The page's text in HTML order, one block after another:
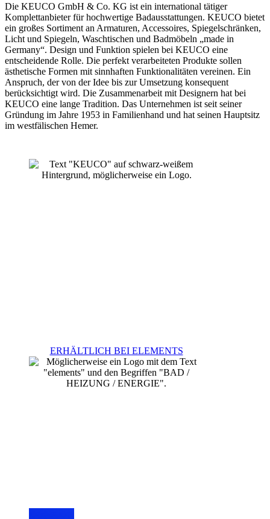
Die KEUCO GmbH & Co. KG ist ein international tätiger
Komplettanbieter für hochwertige Badausstattungen. KEUCO bietet
ein großes Sortiment an Armaturen, Accessoires, Spiegelschränken,
Licht und Spiegeln, Waschtischen und Badmöbeln „made in
Germany“. Design und Funktion spielen bei KEUCO eine
entscheidende Rolle. Die perfekt verarbeiteten Produkte sollen
ästhetische Formen mit sinnhaften Funktionalitäten vereinen. Ein
Anspruch, der von der Idee bis zur Umsetzung konsequent
berücksichtigt wird. Die Zusammenarbeit mit Designern hat bei
KEUCO eine lange Tradition. Das Unternehmen ist seit seiner
Gründung im Jahre 1953 in Familienhand und hat seinen Hauptsitz
im westfälischen Hemer.
ERHÄLTLICH BEI ELEMENTS